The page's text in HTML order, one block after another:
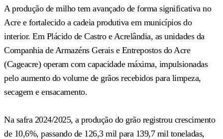
A produção de milho tem avançado de forma significativa no
Acre e fortalecido a cadeia produtiva em municípios do
interior. Em Plácido de Castro e Acrelândia, as unidades da
Companhia de Armazéns Gerais e Entrepostos do Acre
(Cageacre) operam com capacidade máxima, impulsionadas
pelo aumento do volume de grãos recebidos para limpeza,
secagem e ensacamento.
Na safra 2024/2025, a produção do grão registrou crescimento
de 10,6%, passando de 126,3 mil para 139,7 mil toneladas,